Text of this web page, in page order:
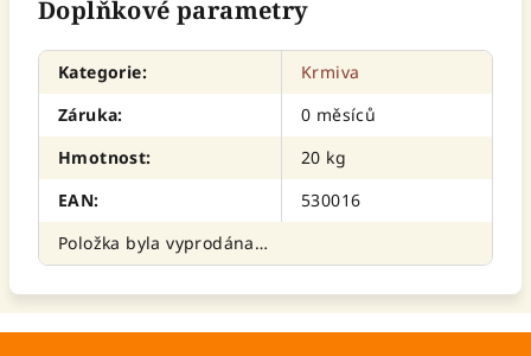
Doplňkové parametry
Kategorie:
Krmiva
Záruka:
0 měsíců
Hmotnost:
20 kg
EAN:
530016
Položka byla vyprodána…